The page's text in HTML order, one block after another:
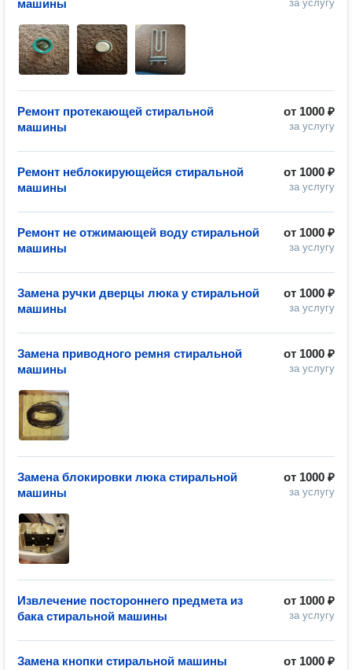
за услугу
машины
от 1000 ₽
за услугу
Ремонт протекающей стиральной
машины
от 1000 ₽
за услугу
Ремонт неблокирующейся стиральной
машины
от 1000 ₽
за услугу
Ремонт не отжимающей воду стиральной
машины
от 1000 ₽
за услугу
Замена ручки дверцы люка у стиральной
машины
от 1000 ₽
за услугу
Замена приводного ремня стиральной
машины
от 1000 ₽
за услугу
Замена блокировки люка стиральной
машины
от 1000 ₽
за услугу
Извлечение постороннего предмета из
бака стиральной машины
от 1000 ₽
Замена кнопки стиральной машины